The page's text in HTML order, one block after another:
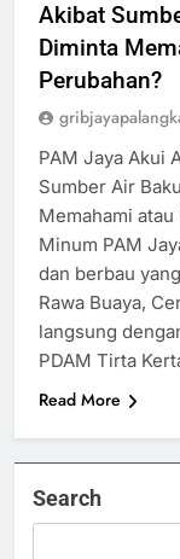
Akibat
Diminta
Perubahan?
PAM Jaya Akui
Sumber Air
Memahami
Minum PAM
dan berbau
Rawa Buaya,
langsung
PDAM Tirta
Read More
Search